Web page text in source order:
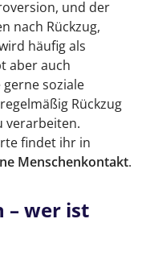
und der
nach Rückzug,
häufig als
aber auch
soziale
Rückzug
verarbeiten.
findet ihr in
Menschenkontakt.
– wer ist